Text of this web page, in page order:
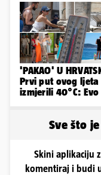
policiji
'PAKAO' U
Prvi put ovog ljeta
izmjerili 40°C:
Sve što
Skini aplikaciju
komentiraj i budi